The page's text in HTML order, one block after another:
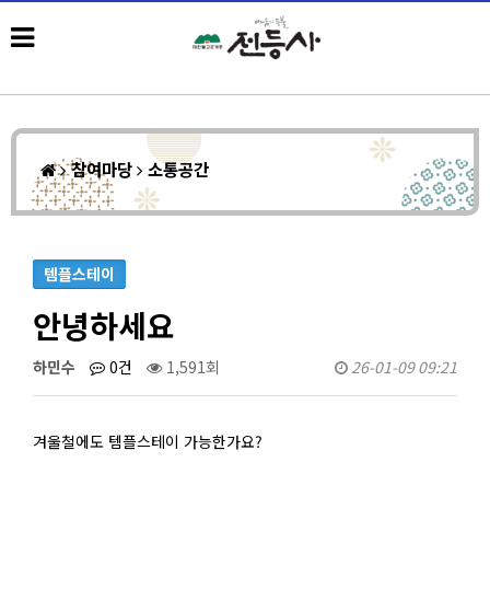
참여마당 소통공간
템플스테이
안녕하세요
하민수 0건 1,591회 26-01-09 09:21
겨울철에도 템플스테이 가능한가요?